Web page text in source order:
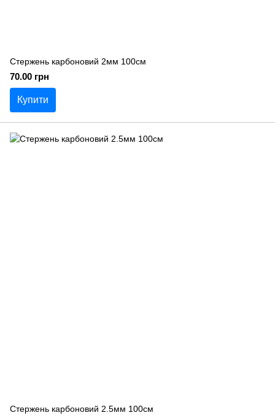
Стержень карбоновий 2мм 100см
70.00 грн
Купити
Стержень карбоновий 2.5мм 100см